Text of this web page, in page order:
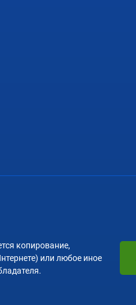
копирование,
или любое иное